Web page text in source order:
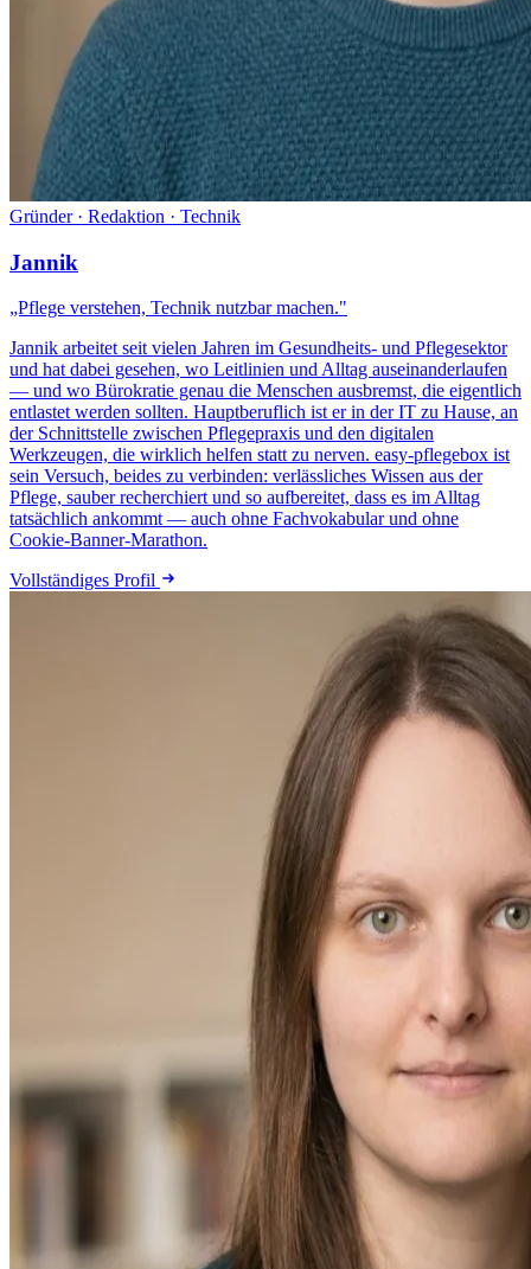
Gründer · Redaktion · Technik
Jannik
„Pflege verstehen, Technik nutzbar machen."
Jannik arbeitet seit vielen Jahren im Gesundheits- und Pflegesektor
und hat dabei gesehen, wo Leitlinien und Alltag auseinanderlaufen
— und wo Bürokratie genau die Menschen ausbremst, die eigentlich
entlastet werden sollten. Hauptberuflich ist er in der IT zu Hause, an
der Schnittstelle zwischen Pflegepraxis und den digitalen
Werkzeugen, die wirklich helfen statt zu nerven. easy-pflegebox ist
sein Versuch, beides zu verbinden: verlässliches Wissen aus der
Pflege, sauber recherchiert und so aufbereitet, dass es im Alltag
tatsächlich ankommt — auch ohne Fachvokabular und ohne
Cookie-Banner-Marathon.
Vollständiges Profil